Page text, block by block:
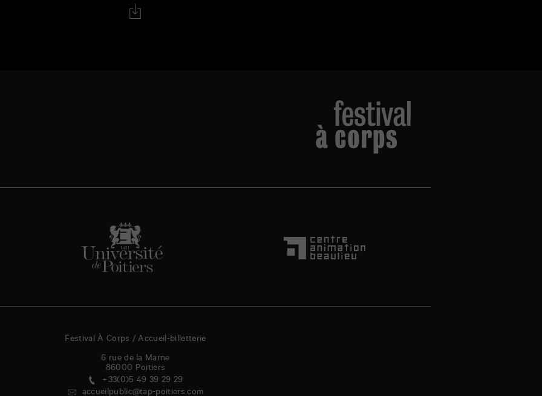
Festival À Corps / Accueil-billetterie
6 rue de la Marne
86000 Poitiers
+33(0)5 49 39 29 29
accueilpublic@tap-poitiers.com